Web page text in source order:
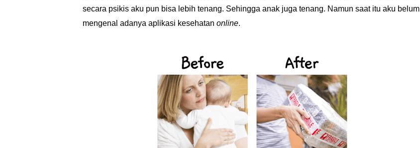
secara psikis aku pun bisa lebih tenang. Sehingga anak juga tenang. Namun saat itu aku belum
mengenal adanya aplikasi kesehatan online.